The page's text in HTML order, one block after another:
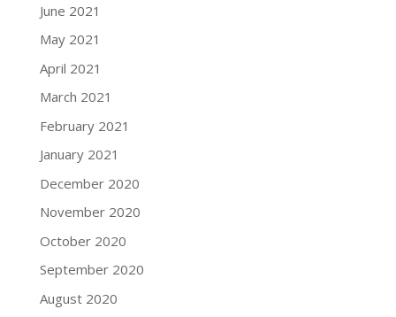
June 2021
May 2021
April 2021
March 2021
February 2021
January 2021
December 2020
November 2020
October 2020
September 2020
August 2020